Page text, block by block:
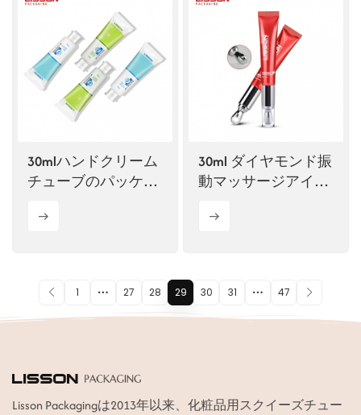
30mlハンドクリーム
チューブのパッケー
30ml ダイヤモンド振
動マッサージアイク
1 27 28 29 30 31 47
Lisson Packagingは2013年以来、化粧品用スクイーズチュー